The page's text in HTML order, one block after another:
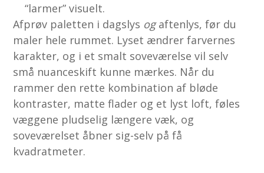
“larmer” visuelt.
Afprøv paletten i dagslys ogaftenlys, før du
maler hele rummet. Lyset ændrer farvernes
karakter, og i et smalt soveværelse vil selv
små nuanceskift kunne mærkes. Når du
rammer den rette kombination af bløde
kontraster, matte flader og et lyst loft, føles
væggene pludselig længere væk, og
soveværelset åbner sig-selv på få
kvadratmeter.